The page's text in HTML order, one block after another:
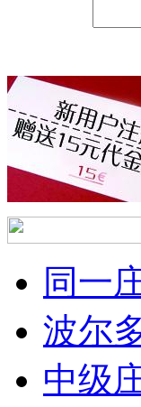
同一
波尔
中级